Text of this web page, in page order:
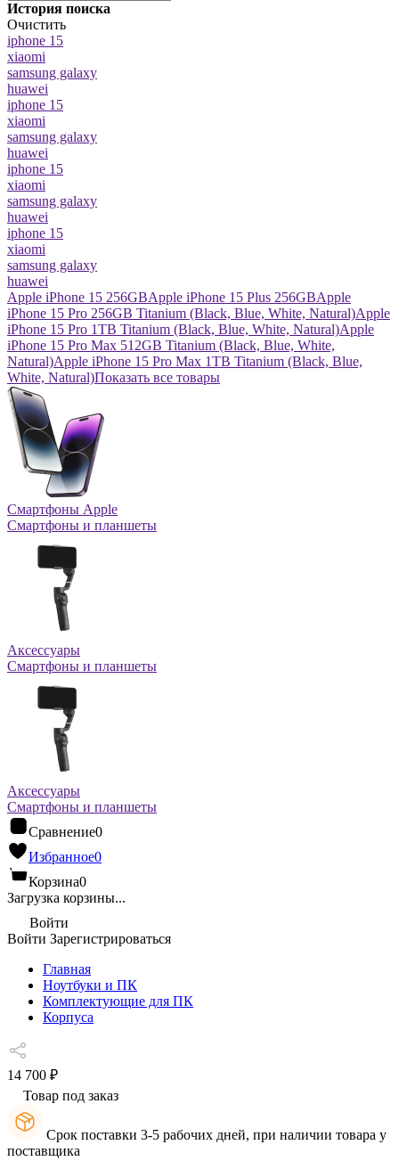
История поиска
Очистить
iphone 15
xiaomi
samsung galaxy
huawei
iphone 15
xiaomi
samsung galaxy
huawei
iphone 15
xiaomi
samsung galaxy
huawei
iphone 15
xiaomi
samsung galaxy
huawei
Apple iPhone 15 256GBApple iPhone 15 Plus 256GBApple
iPhone 15 Pro 256GB Titanium (Black, Blue, White, Natural)Apple
iPhone 15 Pro 1TB Titanium (Black, Blue, White, Natural)Apple
iPhone 15 Pro Max 512GB Titanium (Black, Blue, White,
Natural)Apple iPhone 15 Pro Max 1TB Titanium (Black, Blue,
White, Natural)Показать все товары
Смартфоны Apple
Смартфоны и планшеты
Аксессуары
Смартфоны и планшеты
Аксессуары
Смартфоны и планшеты
Сравнение0
Избранное0
Корзина0
Загрузка корзины...
Войти
Войти Зарегистрироваться
Главная
Ноутбуки и ПК
Комплектующие для ПК
Корпуса
14 700 ₽
Товар под заказ
Срок поставки 3-5 рабочих дней, при наличии товара у
поставщика